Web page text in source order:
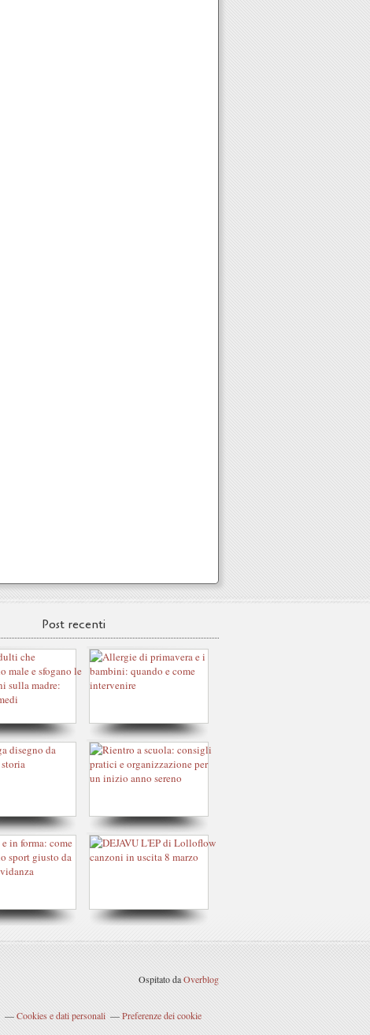
Post recenti
Ospitato daOverblog
Cookies e dati personali Preferenze dei cookie